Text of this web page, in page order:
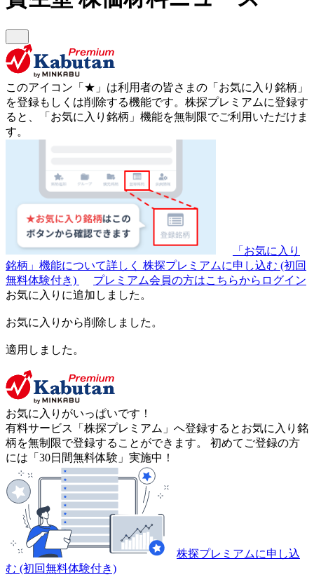
このアイコン 「★」 は利用者の皆さまの 「お気に入り銘柄」
を登録もしくは削除する機能です。 株探プレミアムに登録す
ると、「お気に入り銘柄」機能を無制限でご利用いただけま
す。
「お気に入り
銘柄」機能について詳しく 株探プレミアムに申し込む (初回
無料体験付き)
プレミアム会員の方はこちらからログイン
お気に入りに追加しました。
お気に入りから削除しました。
適用しました。
お気に入りがいっぱいです！
有料サービス「株探プレミアム」へ登録するとお気に入り銘
柄を無制限で登録することができます。 初めてご登録の方
には「30日間無料体験」実施中！
株探プレミアムに申し込
む (初回無料体験付き)